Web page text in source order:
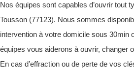
Nos équipes sont capables d’ouvrir tout
Tousson (77123). Nous sommes
intervention à votre domicile sous 30min
équipes vous aiderons à ouvrir, changer
En cas d’effraction ou de perte de vos